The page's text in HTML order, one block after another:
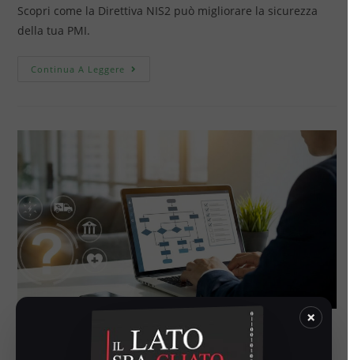
×
Scopri come la Direttiva NIS2 può migliorare la sicurezza
della tua PMI.
Continua A Leggere
Come capire se la tua azienda